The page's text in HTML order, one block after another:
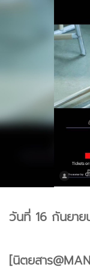
วันที่ 16 กันยา
[นิตยสาร